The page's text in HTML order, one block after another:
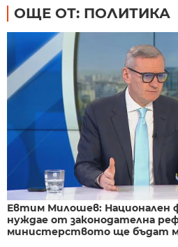
ОЩЕ ОТ: ПОЛИТИКА
Евтим Милошев: Национален
нуждае от законодателна
министерството ще бъдат